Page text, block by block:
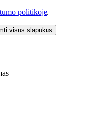
politikoje.
visus slapukus